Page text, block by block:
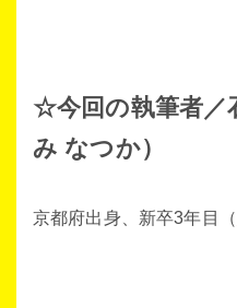
☆今回の執筆者／
み なつか）
京都府出身、新卒3年目（